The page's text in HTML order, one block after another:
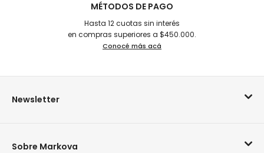
MÉTODOS DE PAGO
Hasta 12 cuotas sin interés
en compras superiores a $450.000.
Conocé más acá
Newsletter
Sobre Markova